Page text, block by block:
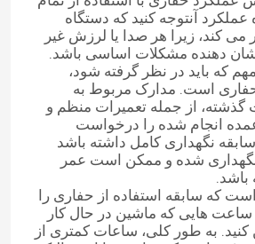
آنتوجه کنید که دستگاه
می کند، زیرا هر صدا یا لرزش غیر
دهنده مشکلات اساسی باشد.
که باید در نظر گرفته شود،
حفاری است. مدارک مربوط به
گذشته، از جمله تعمیرات منظم و
انجام شده را درخواست
نگهداری کامل داشته باشد
نگهداری شده و ممکن است عمر
باشد.
که سابقه استفاده از حفاری را
ساعت هایی که ماشین در حال کار
کنید. به طور کلی، ساعات کمتری از